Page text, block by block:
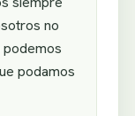
no
podemos
podamos